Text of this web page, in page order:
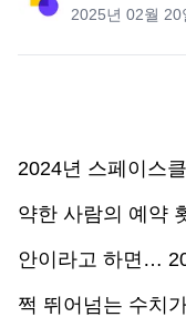
2025년 02월 20
2024년 스페이스
약한 사람의 예약
안이라고 하면…
쩍 뛰어넘는 수치